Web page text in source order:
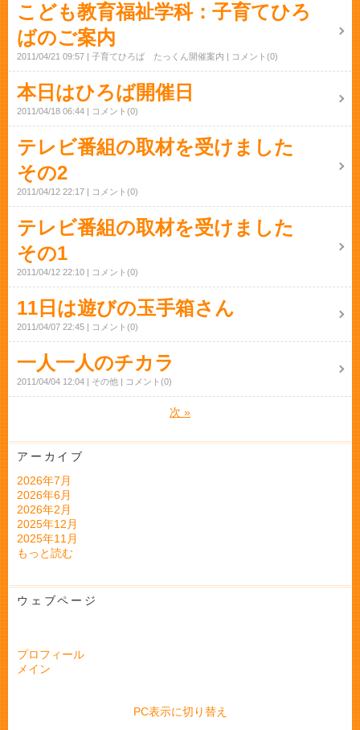
こども教育福祉学科：子育てひろ
ばのご案内
2011/04/21 09:57 子育てひろば たっくん開催案内 コメント(0)
本日はひろば開催日
2011/04/18 06:44 コメント(0)
テレビ番組の取材を受けました
その2
2011/04/12 22:17 コメント(0)
テレビ番組の取材を受けました
その1
2011/04/12 22:10 コメント(0)
11日は遊びの玉手箱さん
2011/04/07 22:45 コメント(0)
一人一人のチカラ
2011/04/04 12:04 その他 コメント(0)
次 »
アーカイブ
2026年7月
2026年6月
2026年2月
2025年12月
2025年11月
もっと読む
ウェブページ
プロフィール
メイン
PC表示に切り替え